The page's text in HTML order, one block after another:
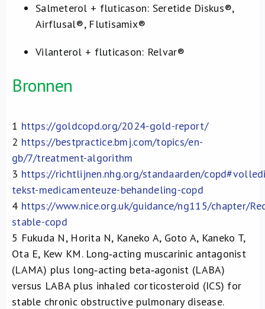
Salmeterol + fluticason: Seretide Diskus®,
Airflusal®, Flutisamix®
Vilanterol + fluticason: Relvar®
Bronnen
1 https://goldcopd.org/2024-gold-report/
2 https://bestpractice.bmj.com/topics/en-
gb/7/treatment-algorithm
3 https://richtlijnen.nhg.org/standaarden/
tekst-medicamenteuze-behandeling-copd
4 https://www.nice.org.uk/guidance/ng115/chapter/
stable-copd
5 Fukuda N, Horita N, Kaneko A, Goto A, Kaneko T,
Ota E, Kew KM. Long‐acting muscarinic antagonist
(LAMA) plus long‐acting beta‐agonist (LABA)
versus LABA plus inhaled corticosteroid (ICS) for
stable chronic obstructive pulmonary disease.